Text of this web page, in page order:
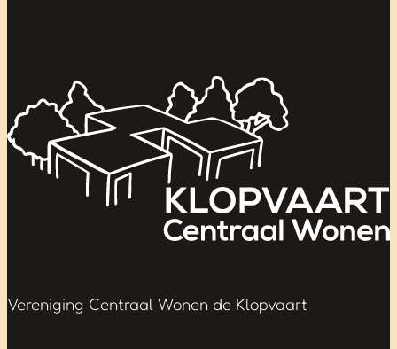
Vereniging Centraal Wonen de Klopvaart